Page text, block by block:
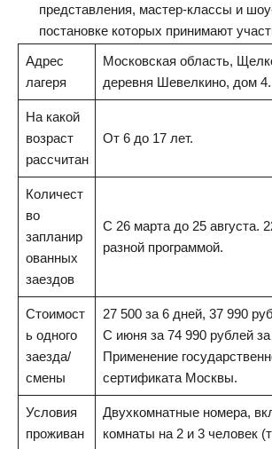
представления, мастер-классы и
постановке которых принимают
Адрес
лагеря
Московская область,
деревня Шевелкино, дом 4.
На какой
возраст
рассчитан
От 6 до 17 лет.
Количест
во
запланир
ованных
заездов
С 26 марта до 25 августа.
разной программой.
Стоимост
ь одного
заезда/
смены
27 500 за 6 дней, 37 990
С июня за 74 990 рублей
Применение
сертификата Москвы.
Условия
проживан
Двухкомнатные номера,
комнаты на 2 и 3 человек